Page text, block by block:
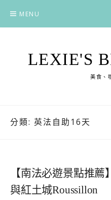
content
MENU
LEXIE'S
美食、
分類: 英法自助16天
【南法必遊景點推薦
與紅土城Roussillon